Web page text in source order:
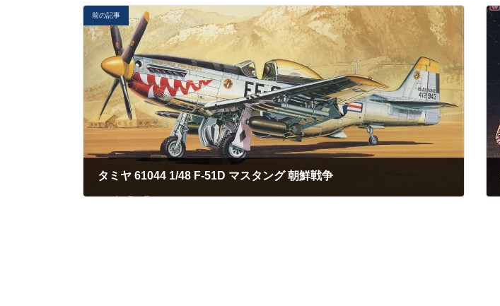
前の記事
タミヤ 61044 1/48 F-51D マスタング 朝鮮戦争
2023年5月27日